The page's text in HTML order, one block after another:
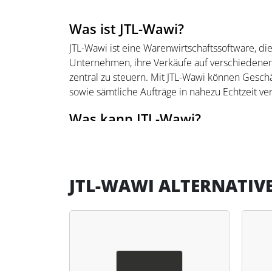
Was ist JTL-Wawi?
JTL-Wawi ist eine Warenwirtschaftssoftware,
Unternehmen, ihre Verkäufe auf
zentral zu steuern. Mit JTL-Wawi können
sowie sämtliche Aufträge in nahezu Echtzeit
Was kann JTL-Wawi?
haben damit die Möglichkeit, ihre Verkaufs-
JTL-WAWI